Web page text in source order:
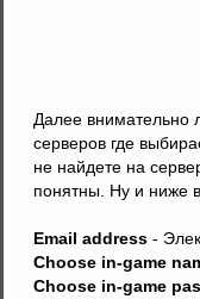
Далее внимательно
серверов где
не найдете на
понятны. Ну и ниже
Email address -
Choose in-game
Choose in-game